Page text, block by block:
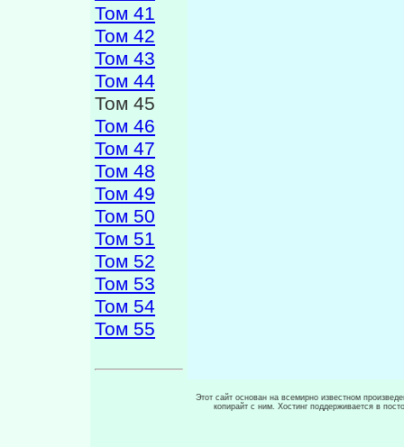
Том 41
Том 42
Том 43
Том 44
Том 45
Том 46
Том 47
Том 48
Том 49
Том 50
Том 51
Том 52
Том 53
Том 54
Том 55
Этот сайт основан на всемирно известном
копирайт с ним. Хостинг поддерживается в